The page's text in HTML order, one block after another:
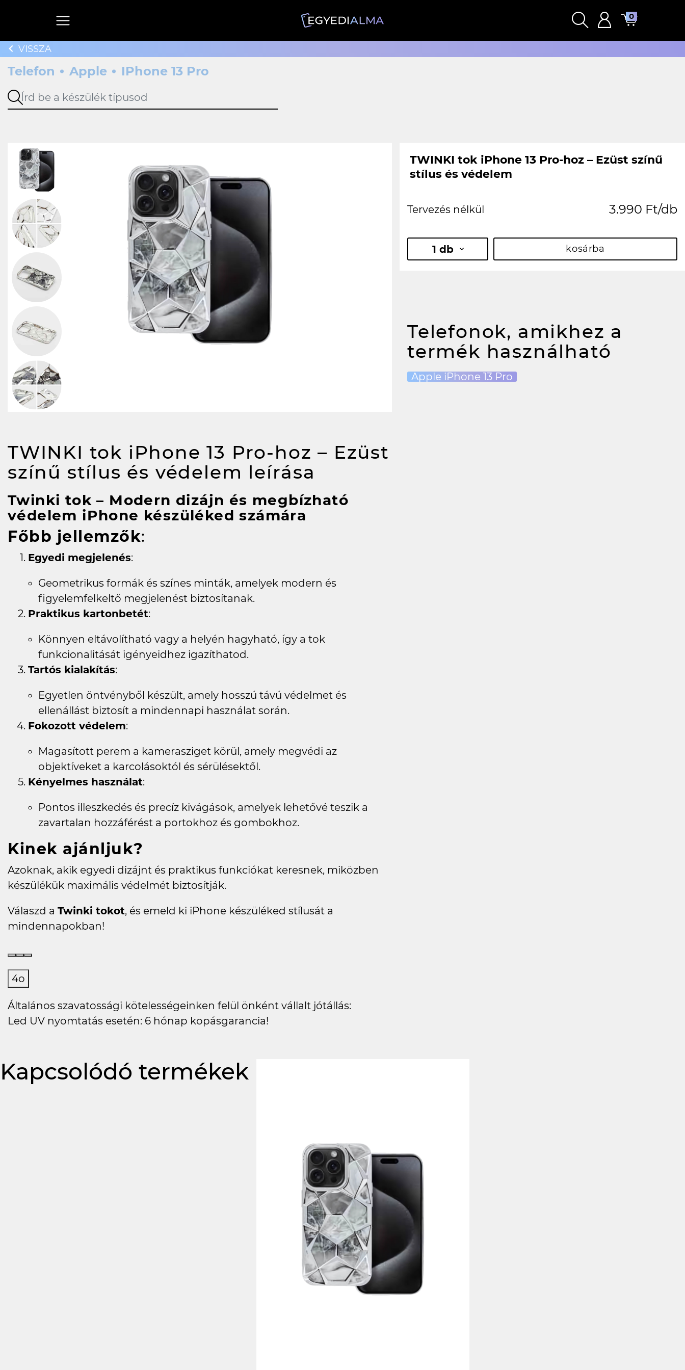
0
VISSZA
Telefon Apple IPhone 13 Pro
TWINKI tok iPhone 13 Pro-hoz – Ezüst
színű stílus és védelem leírása
Twinki tok – Modern dizájn és megbízható
védelem iPhone készüléked számára
Főbb jellemzők:
Egyedi megjelenés:
Geometrikus formák és színes minták, amelyek modern és
figyelemfelkeltő megjelenést biztosítanak.
Praktikus kartonbetét:
Könnyen eltávolítható vagy a helyén hagyható, így a tok
funkcionalitását igényeidhez igazíthatod.
Tartós kialakítás:
Egyetlen öntvényből készült, amely hosszú távú védelmet és
ellenállást biztosít a mindennapi használat során.
Fokozott védelem:
Magasított perem a kamerasziget körül, amely megvédi az
objektíveket a karcolásoktól és sérülésektől.
Kényelmes használat:
Pontos illeszkedés és precíz kivágások, amelyek lehetővé teszik a
zavartalan hozzáférést a portokhoz és gombokhoz.
Kinek ajánljuk?
Azoknak, akik egyedi dizájnt és praktikus funkciókat keresnek, miközben
készülékük maximális védelmét biztosítják.
Válaszd a Twinki tokot, és emeld ki iPhone készüléked stílusát a
mindennapokban!
4o
Általános szavatossági kötelességeinken felül önként vállalt jótállás:
Led UV nyomtatás esetén: 6 hónap kopásgarancia!
TWINKI tok iPhone 13 Pro-hoz – Ezüst színű
stílus és védelem
Tervezés nélkül 3.990 Ft/db
1 db kosárba
Telefonok, amikhez a
termék használható
Apple iPhone 13 Pro
Kapcsolódó termékek